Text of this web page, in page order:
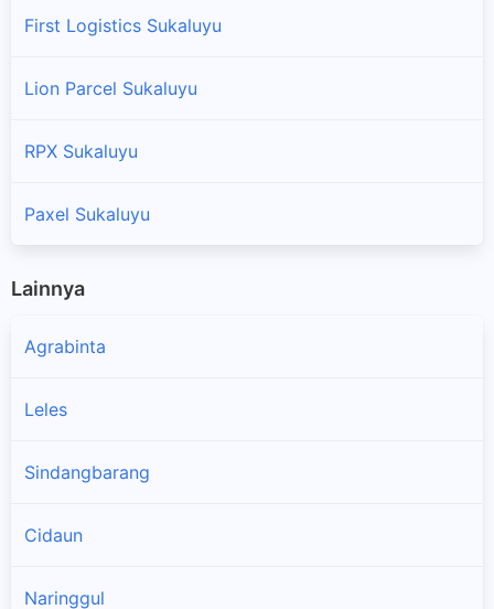
First Logistics Sukaluyu
Lion Parcel Sukaluyu
RPX Sukaluyu
Paxel Sukaluyu
Lainnya
Agrabinta
Leles
Sindangbarang
Cidaun
Naringgul